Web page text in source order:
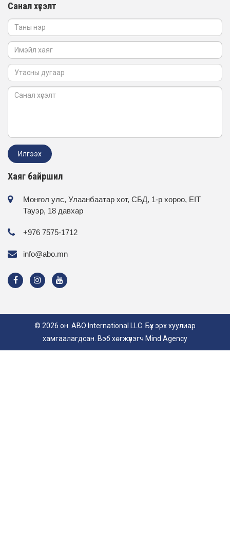
Санал хүсэлт
Хаяг байршил
Монгол улс, Улаанбаатар хот, СБД, 1-р хороо, EIT
Тауэр, 18 давхар
+976 7575-1712
info@abo.mn
© 2026 он. ABO International LLC. Бүх эрх хуулиар
хамгаалагдсан. Вэб хөгжүүлэгч Mind Agency